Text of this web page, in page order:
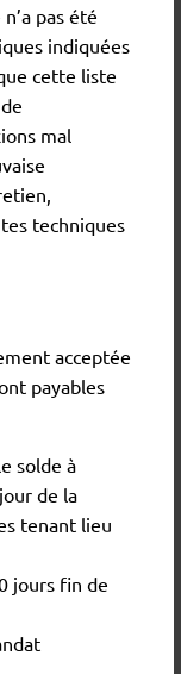
pas été
indiquées
cette liste
mal
techniques
acceptée
payables
solde à
de la
tenant lieu
jours fin de